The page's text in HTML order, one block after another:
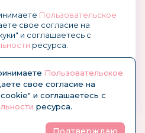
Пользовательское
свое согласие на
и соглашаетесь с
ресурса.
Пользовательское
свое согласие на
и соглашаетесь с
ресурса.